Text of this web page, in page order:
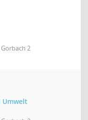
2
Umwelt